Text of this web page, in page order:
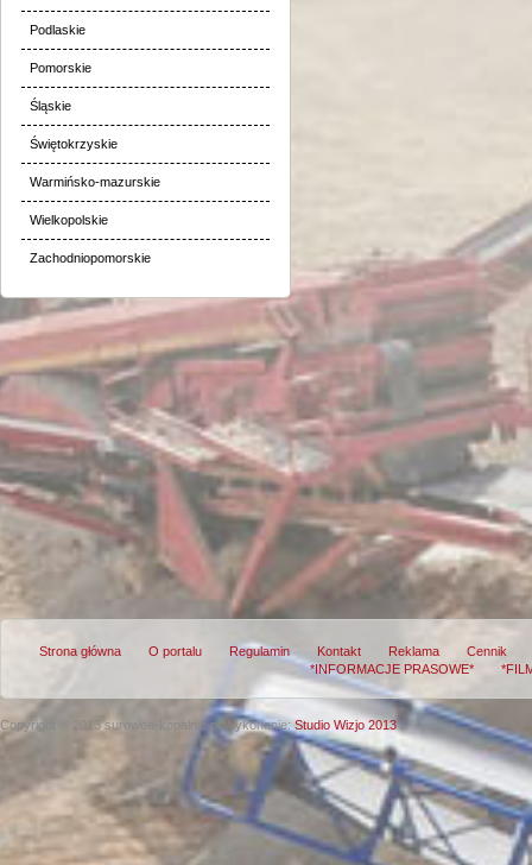
Podlaskie
Pomorskie
Śląskie
Świętokrzyskie
Warmińsko-mazurskie
Wielkopolskie
Zachodniopomorskie
Strona główna O portalu Regulamin Kontakt Reklama
Cennik
*INFORMACJE PRASOWE*
Copyright © 2013 surowce-kopalnie.plWykonanie:Studio Wizjo 2013